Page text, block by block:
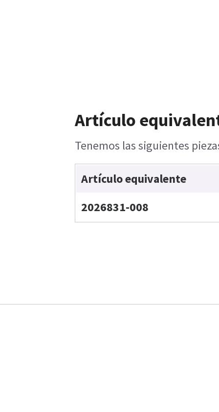
Artículo
Tenemos las siguientes
Artículo equivalente
2026831-008